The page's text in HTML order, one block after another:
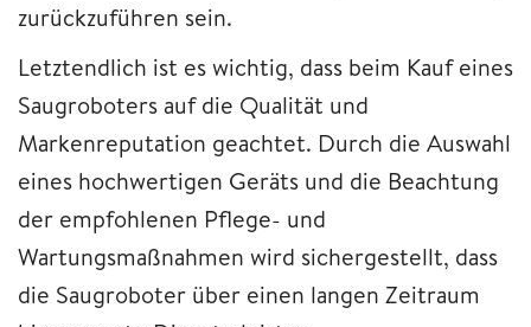
zurückzuführen sein.
Letztendlich ist es wichtig, dass beim Kauf eines
Saugroboters auf die Qualität und
Markenreputation geachtet. Durch die Auswahl
eines hochwertigen Geräts und die Beachtung
der empfohlenen Pflege- und
Wartungsmaßnahmen wird sichergestellt, dass
die Saugroboter über einen langen Zeitraum